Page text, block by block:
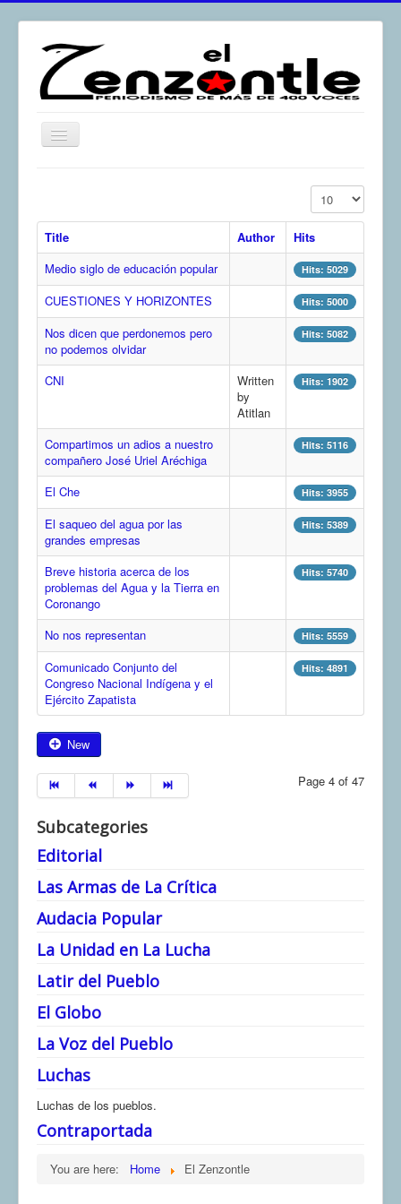
Toggle
Resistencia
Análisis
Multimedia
Archivos
Contacto
COMUNERA 67 EN PDF numero de presentación de la
Display #
Title Author
Hits
Medio siglo de educación popular
Hits: 5029
CUESTIONES Y HORIZONTES Hits: 5000
Nos dicen que perdonemos pero
no podemos olvidar
Hits: 5082
CNI
Written
by
Atitlan
Hits: 1902
Compartimos un adios a nuestro
compañero José Uriel Aréchiga
Hits: 5116
El Che Hits: 3955
El saqueo del agua por las
grandes empresas
Hits: 5389
Breve historia acerca de los
problemas del Agua y la Tierra en
Coronango
Hits: 5740
No nos representan Hits: 5559
Comunicado Conjunto del
Congreso Nacional Indígena y el
Ejército Zapatista
Hits: 4891
New
Page 4 of 47
Subcategories
Editorial
Las Armas de La Crítica
Audacia Popular
La Unidad en La Lucha
Latir del Pueblo
El Globo
La Voz del Pueblo
Luchas
Luchas de los pueblos.
Contraportada
You are here: Home El Zenzontle